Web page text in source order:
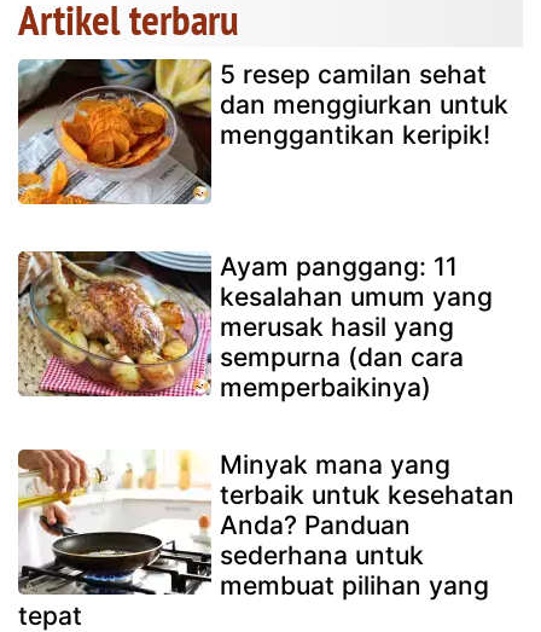
Artikel terbaru
5 resep camilan sehat
dan menggiurkan untuk
menggantikan keripik!
Ayam panggang: 11
kesalahan umum yang
merusak hasil yang
sempurna (dan cara
memperbaikinya)
Minyak mana yang
terbaik untuk kesehatan
Anda? Panduan
sederhana untuk
membuat pilihan yang
tepat